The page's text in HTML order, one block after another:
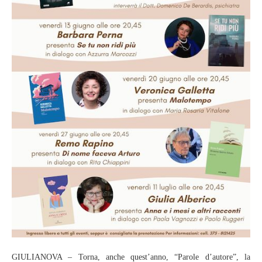
GIULIANOVA – Torna, anche quest’anno, “Parole d’autore”, la